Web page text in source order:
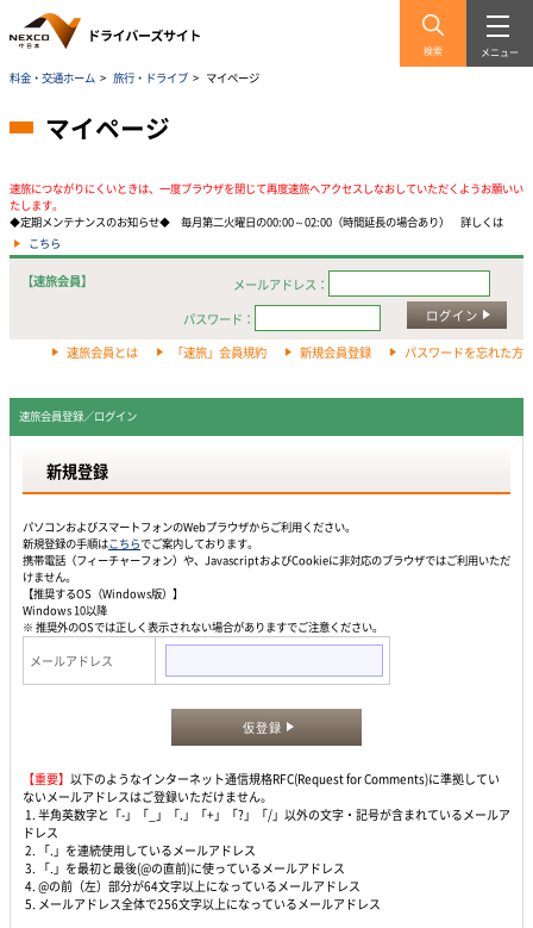
検索 メニュー
料金・交通ホーム > 旅行・ドライブ > マイページ
マイページ
速旅につながりにくいときは、一度ブラウザを閉じて再度速旅へアクセスしなおしていただくようお願いい
たします。
◆定期メンテナンスのお知らせ◆ 毎月第二火曜日の00:00～02:00（時間延長の場合あり） 詳しくは
こちら
【速旅会員】
メールアドレス：
パスワード：
ログイン
速旅会員とは 「速旅」会員規約 新規会員登録 パスワードを忘れた方
速旅会員登録／ログイン
新規登録
パソコンおよびスマートフォンのWebプラウザからご利用ください。
新規登録の手順はこちらでご案内しております。
携帯電話（フィーチャーフォン）や、JavascriptおよびCookieに非対応のブラウザではご利用いただ
けません。
【推奨するOS（Windows版）】
Windows 10以降
※ 推奨外のOSでは正しく表示されない場合がありますでご注意ください。
メールアドレス
仮登録
【重要】 以下のようなインターネット通信規格RFC(Request for Comments)に準拠してい
ないメールアドレスはご登録いただけません。
1. 半角英数字と「-」「_」「.」「+」「?」「/」以外の文字・記号が含まれているメールア
ドレス
2. 「.」を連続使用しているメールアドレス
3. 「.」を最初と最後(@の直前)に使っているメールアドレス
4. @の前（左）部分が64文字以上になっているメールアドレス
5. メールアドレス全体で256文字以上になっているメールアドレス